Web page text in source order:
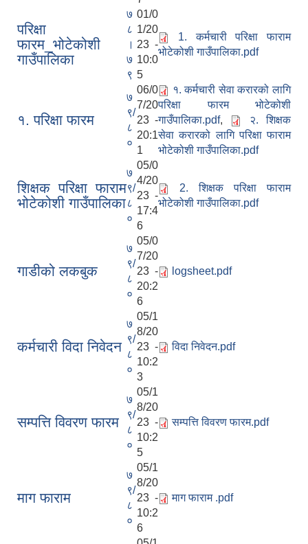
परिक्षा
फारम_भोटेकोशी
गाउँपालिका
७
८
।
७
९
01/0
1/20
23 -
10:0
5
1. कर्मचारी परिक्षा फाराम
भोटेकोशी गाउँपालिका.pdf
१. परिक्षा फारम
७
९/
८
०
06/0
7/20
23 -
20:1
1
१. कर्मचारी सेवा करारको लागि
परिक्षा फारम भोटेकोशी
गाउँपालिका.pdf,
२. शिक्षक
सेवा करारको लागि परिक्षा फाराम
भोटेकोशी गाउँपालिका.pdf
शिक्षक परिक्षा फाराम
भोटेकोशी गाउँपालिका
७
९/
८
०
05/0
4/20
23 -
17:4
6
2. शिक्षक परिक्षा फाराम
भोटेकोशी गाउँपालिका.pdf
गाडीको लकबुक
७
९/
८
०
05/0
7/20
23 -
20:2
6
logsheet.pdf
कर्मचारी विदा निवेदन
७
९/
८
०
05/1
8/20
23 -
10:2
3
विदा निवेदन.pdf
सम्पत्ति विवरण फारम
७
९/
८
०
05/1
8/20
23 -
10:2
5
सम्पत्ति विवरण फारम.pdf
माग फाराम
७
९/
८
०
05/1
8/20
23 -
10:2
6
माग फाराम .pdf